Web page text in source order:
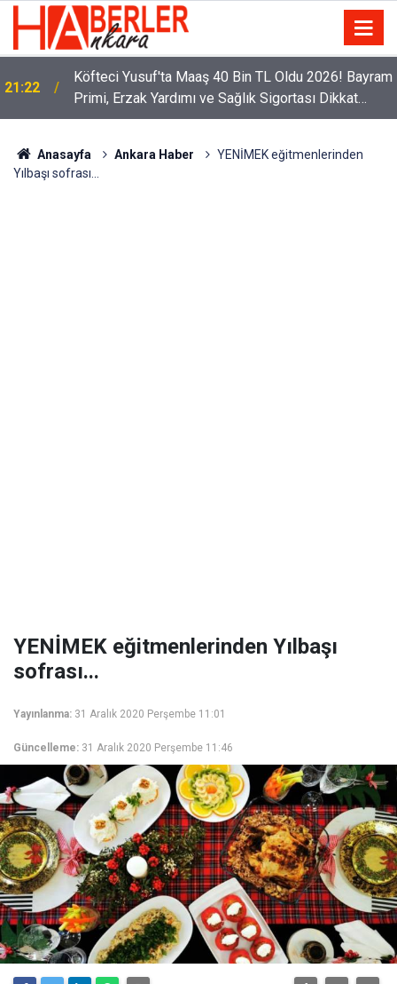
21:22
Köfteci Yusuf'ta Maaş 40 Bin TL Oldu 2026! Bayram
Primi, Erzak Yardımı ve Sağlık Sigortası Dikkat
Çekti
Anasayfa Ankara Haber
YENİMEK eğitmenlerinden
Yılbaşı sofrası...
YENİMEK eğitmenlerinden Yılbaşı
sofrası...
Yayınlanma: 31 Aralık 2020 Perşembe 11:01
Güncelleme: 31 Aralık 2020 Perşembe 11:46